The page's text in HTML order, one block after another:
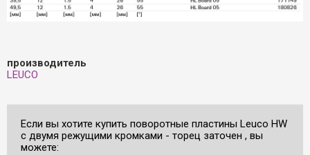
производитель
LEUCO
Если вы хотите купить поворотные пластины Leuco HW
с двумя режущими кромками - торец заточен , вы
можете: